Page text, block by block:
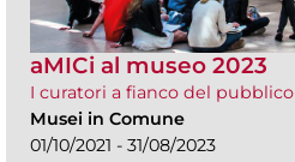
aMICi al museo 2023
I curatori a fianco del pubblico
Musei in Comune
01/10/2021 - 31/08/2023